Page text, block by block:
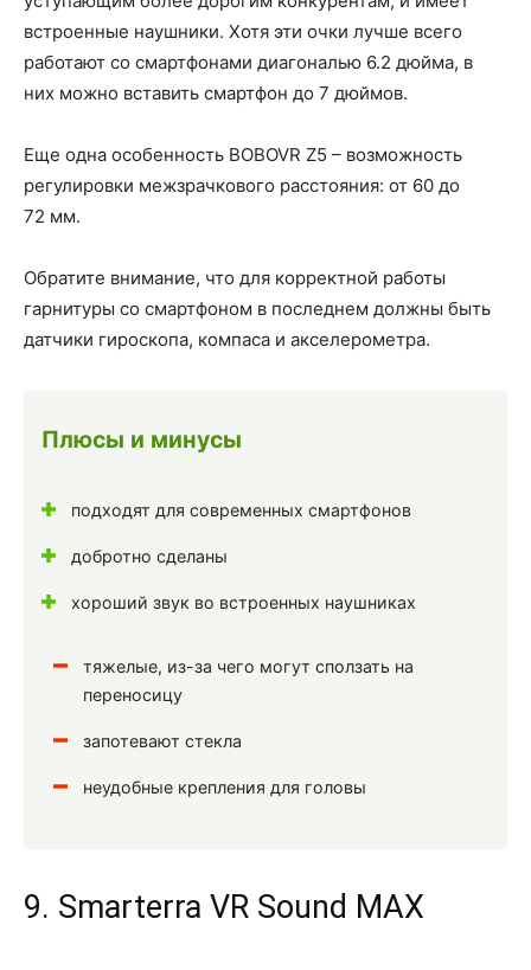
встроенные наушники. Хотя эти очки лучше всего
работают со смартфонами диагональю 6.2 дюйма, в
них можно вставить смартфон до 7 дюймов.
Еще одна особенность BOBOVR Z5 – возможность
регулировки межзрачкового расстояния: от 60 до
72 мм.
Обратите внимание, что для корректной работы
гарнитуры со смартфоном в последнем должны быть
датчики гироскопа, компаса и акселерометра.
Плюсы и минусы
подходят для современных смартфонов
добротно сделаны
хороший звук во встроенных наушниках
тяжелые, из-за чего могут сползать на
переносицу
запотевают стекла
неудобные крепления для головы
9. Smarterra VR Sound MAX